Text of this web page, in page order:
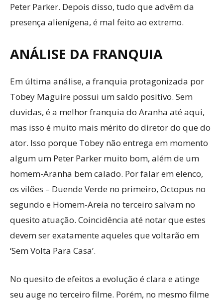
Peter Parker. Depois disso, tudo que advêm da
presença alienígena, é mal feito ao extremo.
ANÁLISE DA FRANQUIA
Em última análise, a franquia protagonizada por
Tobey Maguire possui um saldo positivo. Sem
duvidas, é a melhor franquia do Aranha até aqui,
mas isso é muito mais mérito do diretor do que do
ator. Isso porque Tobey não entrega em momento
algum um Peter Parker muito bom, além de um
homem-Aranha bem calado. Por falar em elenco,
os vilões – Duende Verde no primeiro, Octopus no
segundo e Homem-Areia no terceiro salvam no
quesito atuação. Coincidência até notar que estes
devem ser exatamente aqueles que voltarão em
‘Sem Volta Para Casa’.
No quesito de efeitos a evolução é clara e atinge
seu auge no terceiro filme. Porém, no mesmo filme